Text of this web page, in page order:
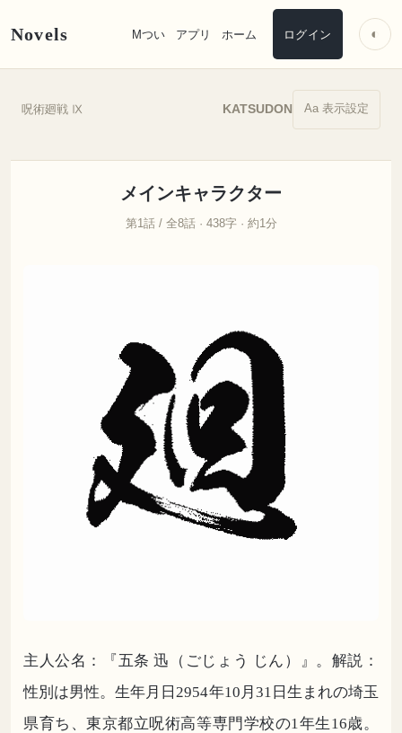
Novels Mつい アプリ ホーム ログイン ◐
呪術廻戦 Ⅸ KATSUDON Aa 表示設定
メインキャラクター
第1話 / 全8話 · 438字 · 約1分
主人公名：『五条 迅（ごじょう じん）』。解説：
性別は男性。生年月日2954年10月31日生まれの埼玉
県育ち、東京都立呪術高等専門学校の1年生16歳。